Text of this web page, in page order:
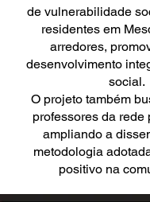
de vulnerabilidade
residentes em
arredores,
desenvolvimento
social.
O projeto também
professores da rede
ampliando a
metodologia
positivo na